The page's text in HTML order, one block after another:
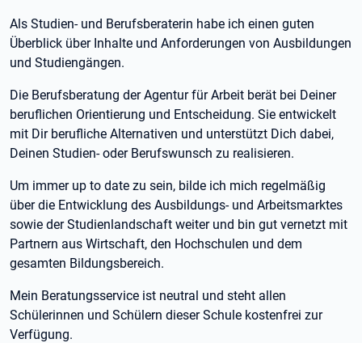
Als Studien- und Berufsberaterin habe ich einen guten
Überblick über Inhalte und Anforderungen von Ausbildungen
und Studiengängen.
Die Berufsberatung der Agentur für Arbeit berät bei Deiner
beruflichen Orientierung und Entscheidung. Sie entwickelt
mit Dir berufliche Alternativen und unterstützt Dich dabei,
Deinen Studien- oder Berufswunsch zu realisieren.
Um immer up to date zu sein, bilde ich mich regelmäßig
über die Entwicklung des Ausbildungs- und Arbeitsmarktes
sowie der Studienlandschaft weiter und bin gut vernetzt mit
Partnern aus Wirtschaft, den Hochschulen und dem
gesamten Bildungsbereich.
Mein Beratungsservice ist neutral und steht allen
Schülerinnen und Schülern dieser Schule kostenfrei zur
Verfügung.